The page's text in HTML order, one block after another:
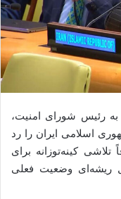
رئیس شورای امنیت،
اسلامی ایران را رد
کینه‌توزانه برای
ریشه‌ای وضعیت فعلی